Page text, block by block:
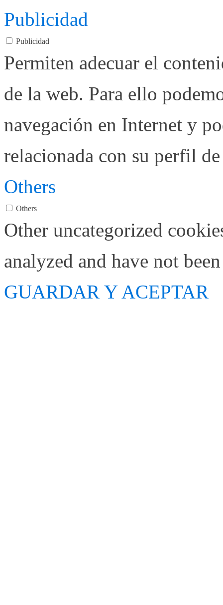
Publicidad
Publicidad
Permiten adecuar el
de la web. Para ello
navegación en Internet y
relacionada con su perfil
Others
Others
Other uncategorized
analyzed and have not
GUARDAR Y ACEPTAR